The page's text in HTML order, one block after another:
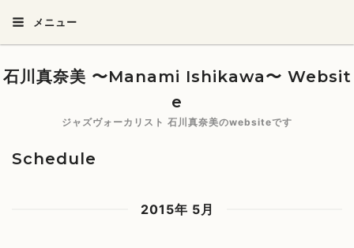
メニュー
石川真奈美 〜Manami Ishikawa〜 Websit
e
ジャズヴォーカリスト 石川真奈美のwebsiteです
Schedule
2015年 5月